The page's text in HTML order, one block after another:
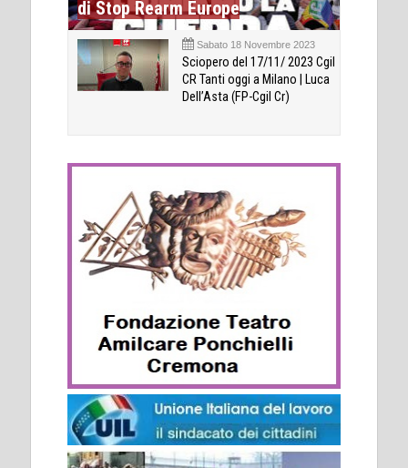
di Stop Rearm Europe
Sabato 18 Novembre 2023
Sciopero del 17/11/ 2023 Cgil
CR Tanti oggi a Milano | Luca
Dell’Asta (FP-Cgil Cr)